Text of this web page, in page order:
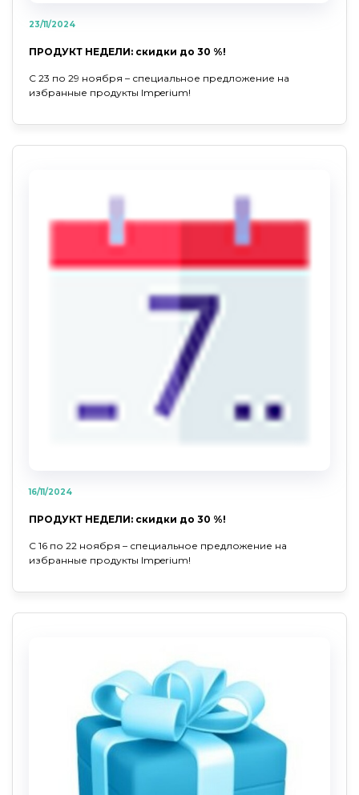
23/11/2024
ПРОДУКТ НЕДЕЛИ: скидки до 30 %!
С 23 по 29 ноября – специальное предложение на
избранные продукты Imperium!
16/11/2024
ПРОДУКТ НЕДЕЛИ: скидки до 30 %!
С 16 по 22 ноября – специальное предложение на
избранные продукты Imperium!